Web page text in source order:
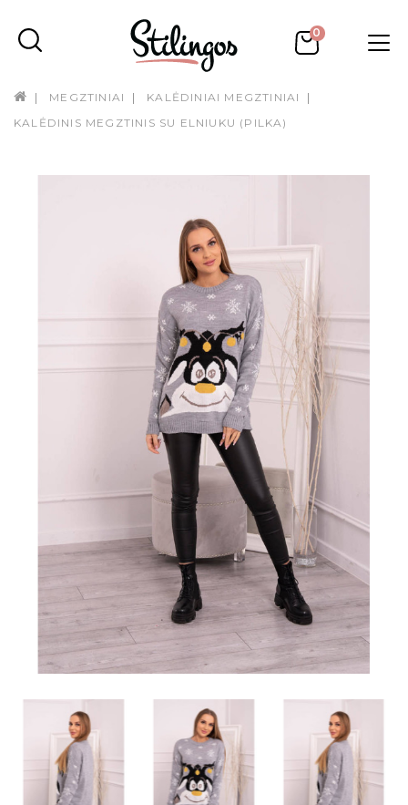
0
MEGZTINIAI
KALĖDINIAI MEGZTINIAI
KALĖDINIS MEGZTINIS SU ELNIUKU (PILKA)